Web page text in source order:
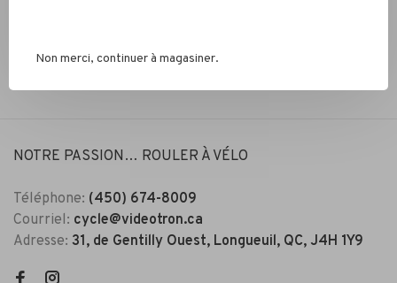
NOTRE PASSION… ROULER À VÉLO
Téléphone: (450) 674-8009
Courriel: cycle@videotron.ca
Adresse: 31, de Gentilly Ouest, Longueuil, QC, J4H 1Y9
Non merci, continuer à magasiner.